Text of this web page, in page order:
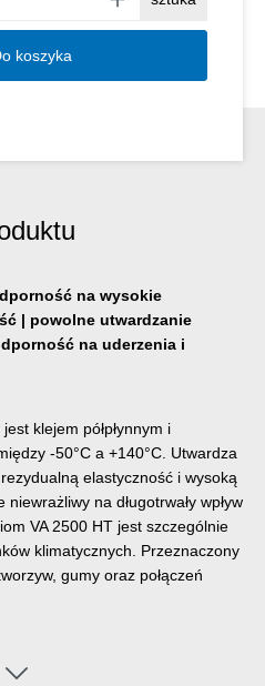
koszyka
na wysokie
| powolne utwardzanie
na uderzenia i
klejem półpłynnym i
-50°C a +140°C. Utwardza
elastyczność i wysoką
na długotrwały wpływ
VA 2500 HT jest szczególnie
klimatycznych. Przeznaczony
gumy oraz połączeń